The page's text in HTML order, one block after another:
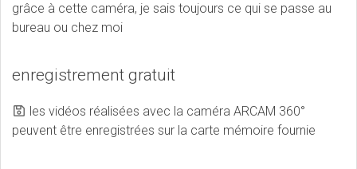
grâce à cette caméra, je sais toujours ce qui se passe au
bureau ou chez moi
enregistrement gratuit
les vidéos réalisées avec la caméra ARCAM 360°
peuvent être enregistrées sur la carte mémoire fournie